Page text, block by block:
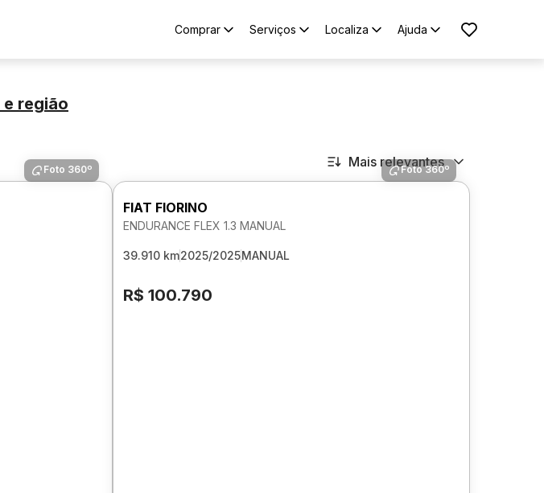
Comprar Serviços Localiza Ajuda
e região
Mais relevantes
Foto 360º Foto 360º
FIAT FIORINO
ENDURANCE FLEX 1.3 MANUAL
39.910 km2025/2025MANUAL
R$ 100.790